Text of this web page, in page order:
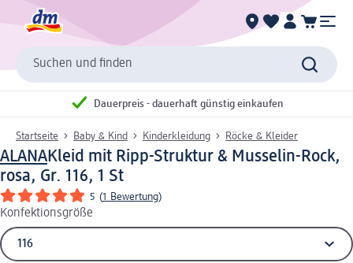
Suchen und finden
Dauerpreis - dauerhaft günstig einkaufen
Startseite Baby & Kind Kinderkleidung Röcke & Kleider
ALANAKleid mit Ripp-Struktur & Musselin-Rock,
rosa, Gr. 116, 1 St
5 (1 Bewertung)
Konfektionsgröße